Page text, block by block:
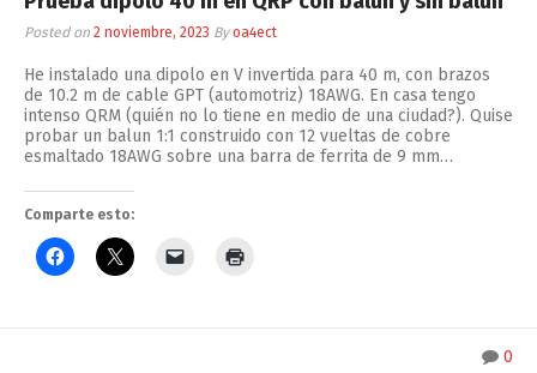
Posted on 2 noviembre, 2023 Byoa4ect
He instalado una dipolo en V invertida para 40 m, con brazos
de 10.2 m de cable GPT (automotriz) 18AWG. En casa tengo
intenso QRM (quién no lo tiene en medio de una ciudad?). Quise
probar un balun 1:1 construido con 12 vueltas de cobre
esmaltado 18AWG sobre una barra de ferrita de 9 mm…
Comparte esto:
0